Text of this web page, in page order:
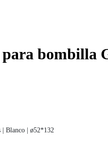
bombilla
|Blanco |ø52*132